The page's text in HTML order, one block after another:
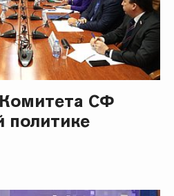
СФ
политике